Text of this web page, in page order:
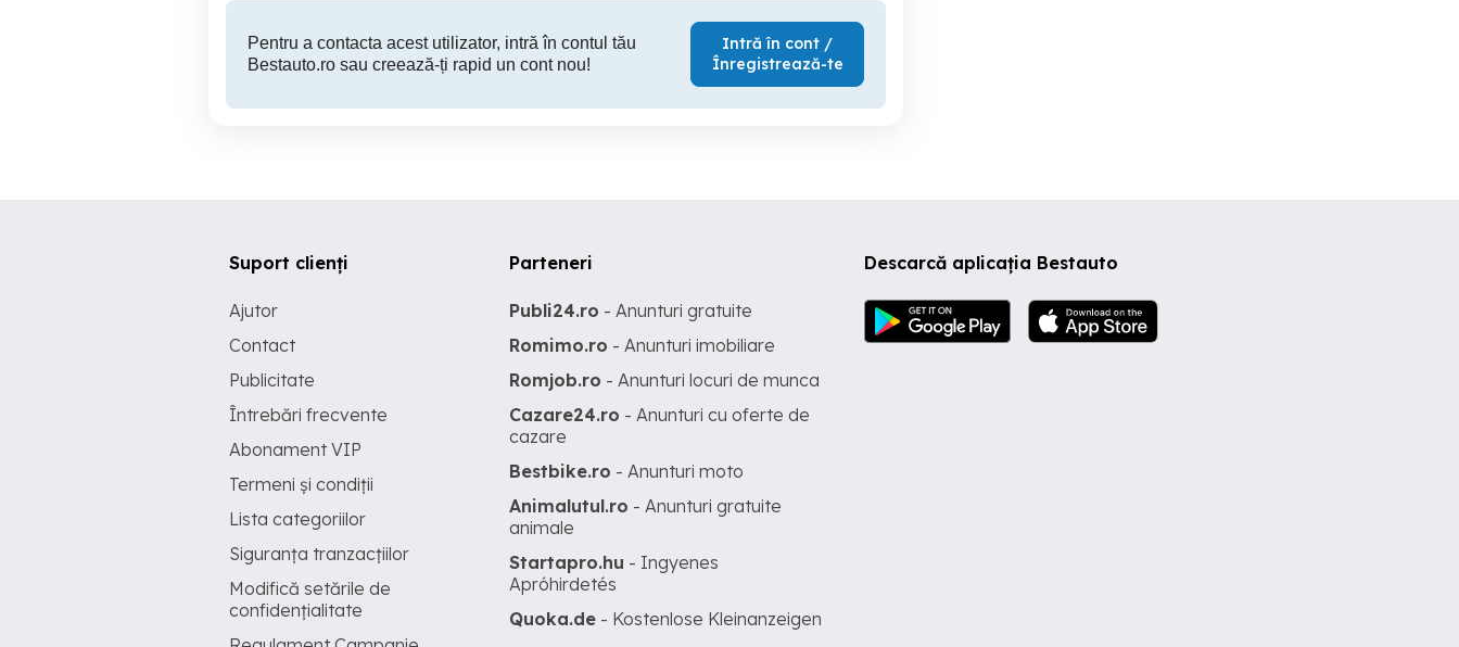
Pentru a contacta acest utilizator, intră în contul tău
Bestauto.ro sau creează-ți rapid un cont nou!
Intră în cont /
Înregistrează-te
Descarcă aplicația Bestauto
Suport clienți
Ajutor
Contact
Publicitate
Întrebări frecvente
Abonament VIP
Termeni și condiții
Lista categoriilor
Siguranța tranzacțiilor
Modifică setările de
confidențialitate
Parteneri
Publi24.ro - Anunturi gratuite
Romimo.ro - Anunturi imobiliare
Romjob.ro - Anunturi locuri de munca
Cazare24.ro - Anunturi cu oferte de
cazare
Bestbike.ro - Anunturi moto
Animalutul.ro - Anunturi gratuite
animale
Startapro.hu - Ingyenes
Apróhirdetés
Quoka.de - Kostenlose Kleinanzeigen